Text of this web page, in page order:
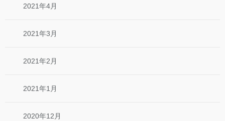
2021年4月
2021年3月
2021年2月
2021年1月
2020年12月